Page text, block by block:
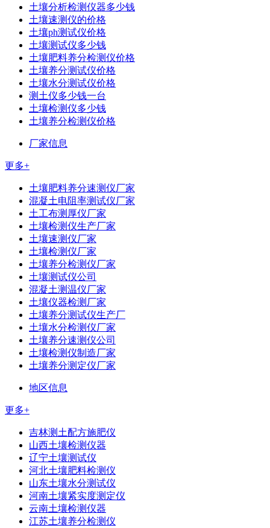
土壤分析检测仪器多少钱
土壤速测仪的价格
土壤ph测试仪价格
土壤测试仪多少钱
土壤肥料养分检测仪价格
土壤养分测试仪价格
土壤水分测试仪价格
测土仪多少钱一台
土壤检测仪多少钱
土壤养分检测仪价格
厂家信息
更多+
土壤肥料养分速测仪厂家
混凝土电阻率测试仪厂家
土工布测厚仪厂家
土壤检测仪生产厂家
土壤速测仪厂家
土壤检测仪厂家
土壤养分检测仪厂家
土壤测试仪公司
混凝土测温仪厂家
土壤仪器检测厂家
土壤养分测试仪生产厂
土壤水分检测仪厂家
土壤养分速测仪公司
土壤检测仪制造厂家
土壤养分测定仪厂家
地区信息
更多+
吉林测土配方施肥仪
山西土壤检测仪器
辽宁土壤测试仪
河北土壤肥料检测仪
山东土壤水分测试仪
河南土壤紧实度测定仪
云南土壤检测仪器
江苏土壤养分检测仪